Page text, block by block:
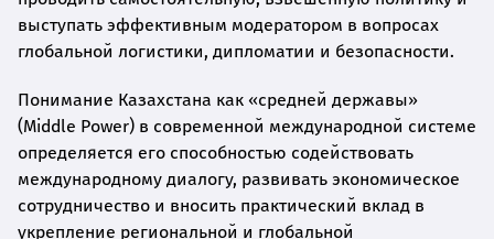
выступать эффективным модератором в вопросах
глобальной логистики, дипломатии и безопасности.
Понимание Казахстана как «средней державы»
(Middle Power) в современной международной системе
определяется его способностью содействовать
международному диалогу, развивать экономическое
сотрудничество и вносить практический вклад в
укрепление региональной и глобальной